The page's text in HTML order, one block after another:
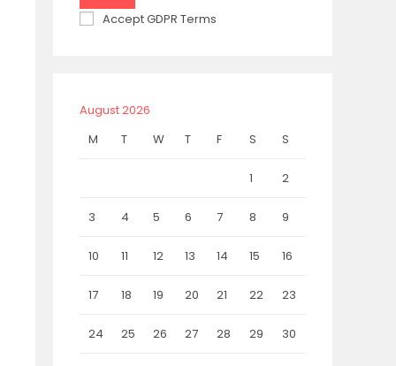
Accept GDPR Terms
August 2026
M
T W T F S S
1 2
3 4 5 6 7 8 9
10 11 12 13 14 15 16
17 18 19 20 21 22 23
24 25 26 27 28 29 30